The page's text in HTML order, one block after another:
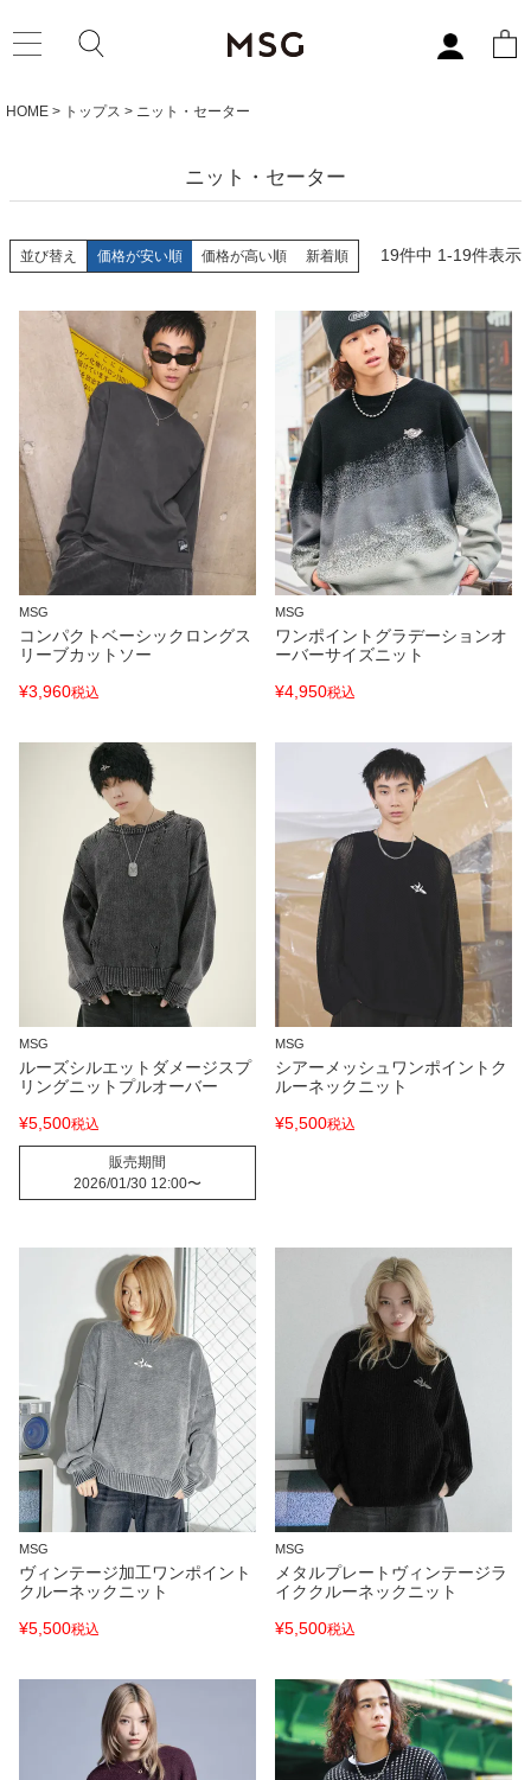
HOME トップス ニット・セーター
ニット・セーター
並び替え 価格が安い順 価格が高い順 新着順 19件中 1-19件表示
MSG
コンパクトベーシックロングス
リーブカットソー
¥3,960税込
MSG
ワンポイントグラデーションオ
ーバーサイズニット
¥4,950税込
MSG
ルーズシルエットダメージスプ
リングニットプルオーバー
¥5,500税込
販売期間
2026/01/30 12:00〜
MSG
シアーメッシュワンポイントク
ルーネックニット
¥5,500税込
MSG
ヴィンテージ加工ワンポイント
クルーネックニット
¥5,500税込
MSG
メタルプレートヴィンテージラ
イククルーネックニット
¥5,500税込